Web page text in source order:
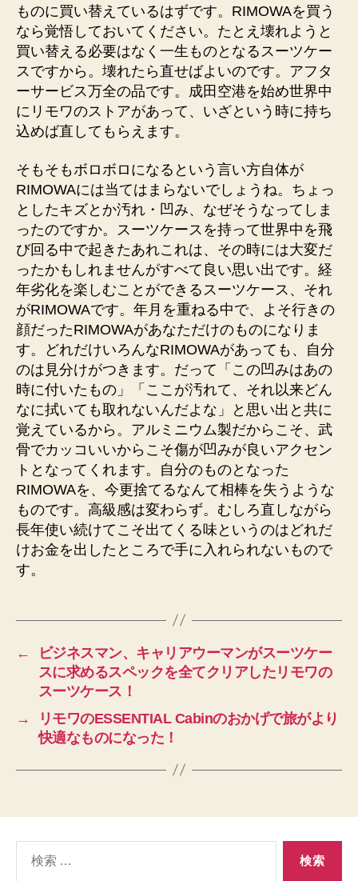
ものに買い替えているはずです。RIMOWAを買う
なら覚悟しておいてください。たとえ壊れようと
買い替える必要はなく一生ものとなるスーツケー
スですから。壊れたら直せばよいのです。アフタ
ーサービス万全の品です。成田空港を始め世界中
にリモワのストアがあって、いざという時に持ち
込めば直してもらえます。
そもそもボロボロになるという言い方自体が
RIMOWAには当てはまらないでしょうね。ちょっ
としたキズとか汚れ・凹み、なぜそうなってしま
ったのですか。スーツケースを持って世界中を飛
び回る中で起きたあれこれは、その時には大変だ
ったかもしれませんがすべて良い思い出です。経
年劣化を楽しむことができるスーツケース、それ
がRIMOWAです。年月を重ねる中で、よそ行きの
顔だったRIMOWAがあなただけのものになりま
す。どれだけいろんなRIMOWAがあっても、自分
のは見分けがつきます。だって「この凹みはあの
時に付いたもの」「ここが汚れて、それ以来どん
なに拭いても取れないんだよな」と思い出と共に
覚えているから。アルミニウム製だからこそ、武
骨でカッコいいからこそ傷が凹みが良いアクセン
トとなってくれます。自分のものとなった
RIMOWAを、今更捨てるなんて相棒を失うような
ものです。高級感は変わらず。むしろ直しながら
長年使い続けてこそ出てくる味というのはどれだ
けお金を出したところで手に入れられないもので
す。
←
ビジネスマン、キャリアウーマンがスーツケー
スに求めるスペックを全てクリアしたリモワの
スーツケース！
→
リモワのESSENTIAL Cabinのおかげで旅がより
快適なものになった！